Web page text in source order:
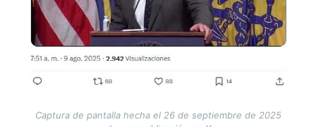
Captura de pantalla hecha el 26 de septiembre de 2025